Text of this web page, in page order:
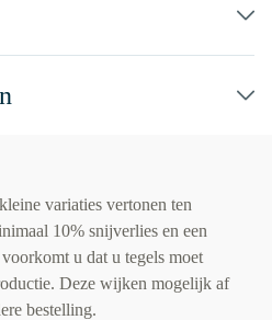
variaties vertonen ten
10% snijverlies en een
u dat u tegels moet
Deze wijken mogelijk af
bestelling.